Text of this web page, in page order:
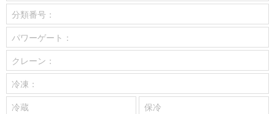
分類番号：
パワーゲート：
クレーン：
冷凍：
冷蔵
保冷